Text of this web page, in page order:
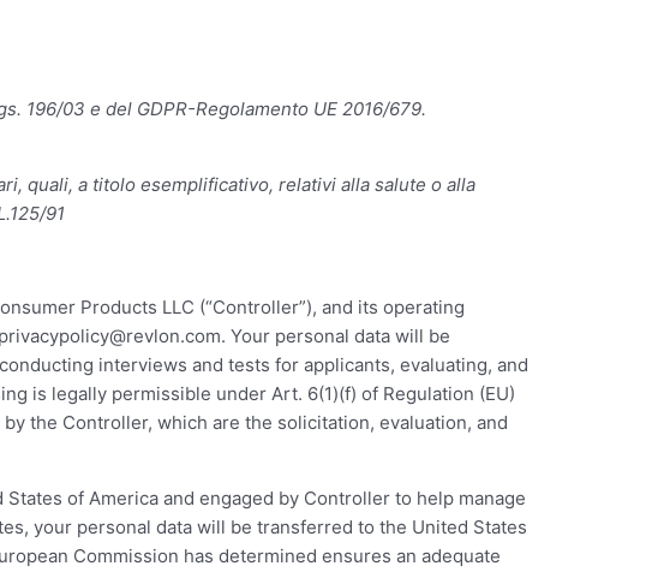
196/03 e del GDPR-Regolamento UE 2016/679.
quali, a titolo esemplificativo, relativi alla salute o alla
91
Products LLC (“Controller”), and its operating
privacypolicy@revlon.com. Your personal data will be
interviews and tests for applicants, evaluating, and
is legally permissible under Art. 6(1)(f) of Regulation (EU)
the Controller, which are the solicitation, evaluation, and
of America and engaged by Controller to help manage
your personal data will be transferred to the United States
Commission has determined ensures an adequate